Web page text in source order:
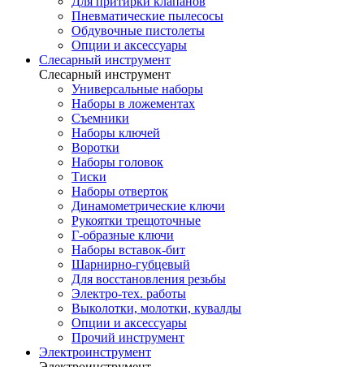
Пневматические пылесосы
Обдувочные пистолеты
Опции и аксессуары
Слесарный инструмент
Слесарный инструмент
Универсальные наборы
Наборы в ложементах
Съемники
Наборы ключей
Воротки
Наборы головок
Тиски
Наборы отверток
Динамометрические ключи
Рукоятки трещоточные
Г-образные ключи
Наборы вставок-бит
Шарнирно-губцевый
Для восстановления резьбы
Электро-тех. работы
Выколотки, молотки, кувалды
Опции и аксессуары
Прочий инструмент
Электроинструмент